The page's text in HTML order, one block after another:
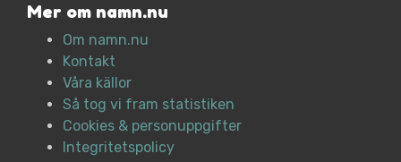
Mer om namn.nu
Om namn.nu
Kontakt
Våra källor
Så tog vi fram statistiken
Cookies & personuppgifter
Integritetspolicy